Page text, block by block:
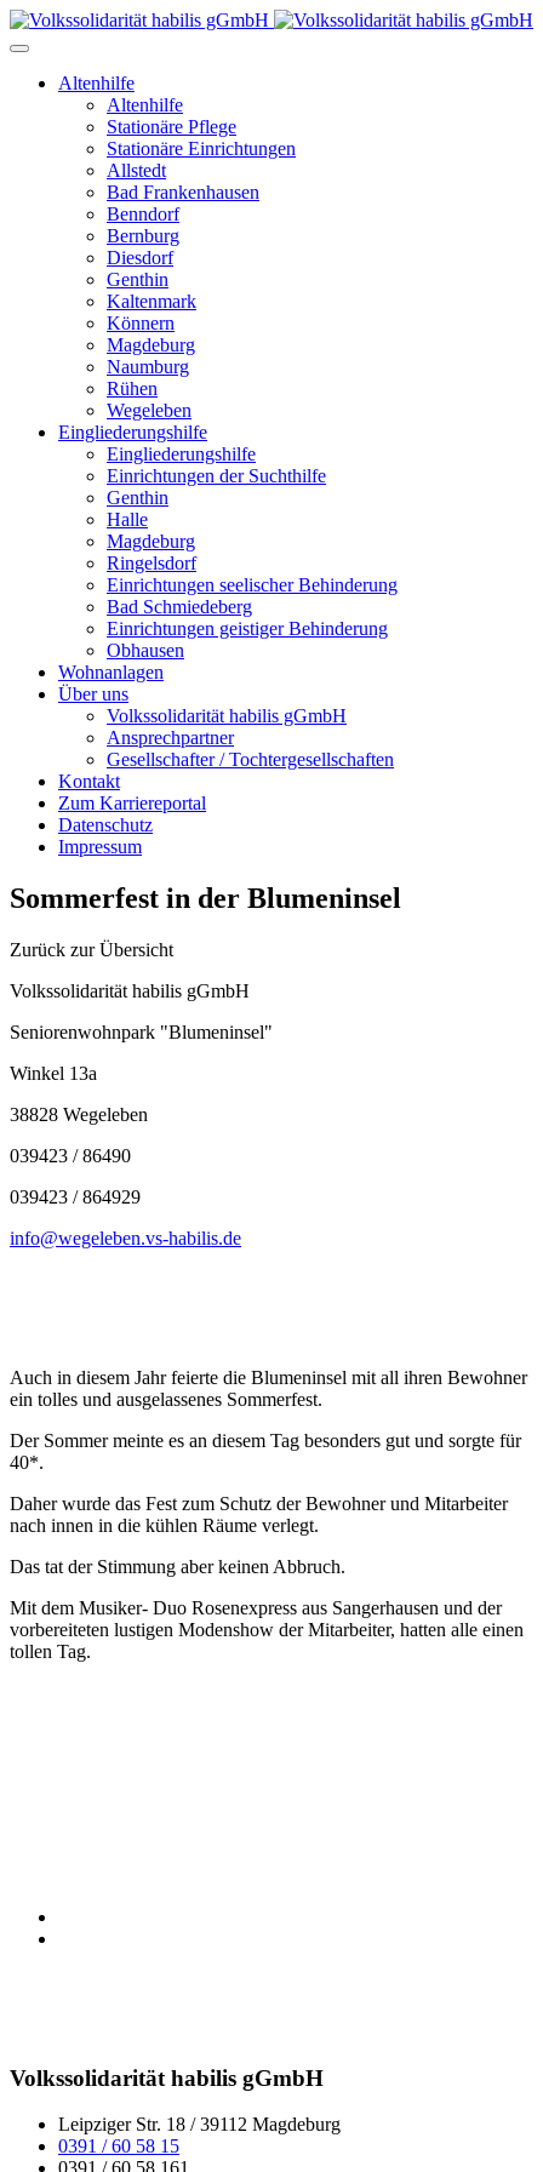
Altenhilfe
Altenhilfe
Stationäre Pflege
Stationäre Einrichtungen
Allstedt
Bad Frankenhausen
Benndorf
Bernburg
Diesdorf
Genthin
Kaltenmark
Könnern
Magdeburg
Naumburg
Rühen
Wegeleben
Eingliederungshilfe
Eingliederungshilfe
Einrichtungen der Suchthilfe
Genthin
Halle
Magdeburg
Ringelsdorf
Einrichtungen seelischer Behinderung
Bad Schmiedeberg
Einrichtungen geistiger Behinderung
Obhausen
Wohnanlagen
Über uns
Volkssolidarität habilis gGmbH
Ansprechpartner
Gesellschafter / Tochtergesellschaften
Kontakt
Zum Karriereportal
Datenschutz
Impressum
Sommerfest in der Blumeninsel
Zurück zur Übersicht
Volkssolidarität habilis gGmbH
Seniorenwohnpark "Blumeninsel"
Winkel 13a
38828 Wegeleben
039423 / 86490
039423 / 864929
info@wegeleben.vs-habilis.de
Auch in diesem Jahr feierte die Blumeninsel mit all ihren Bewohner
ein tolles und ausgelassenes Sommerfest.
Der Sommer meinte es an diesem Tag besonders gut und sorgte für
40*.
Daher wurde das Fest zum Schutz der Bewohner und Mitarbeiter
nach innen in die kühlen Räume verlegt.
Das tat der Stimmung aber keinen Abbruch.
Mit dem Musiker- Duo Rosenexpress aus Sangerhausen und der
vorbereiteten lustigen Modenshow der Mitarbeiter, hatten alle einen
tollen Tag.
Volkssolidarität habilis gGmbH
Leipziger Str. 18 / 39112 Magdeburg
0391 / 60 58 15